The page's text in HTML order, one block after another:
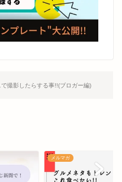
で撮影したらする事!!(ブロガー編)
メルマガ